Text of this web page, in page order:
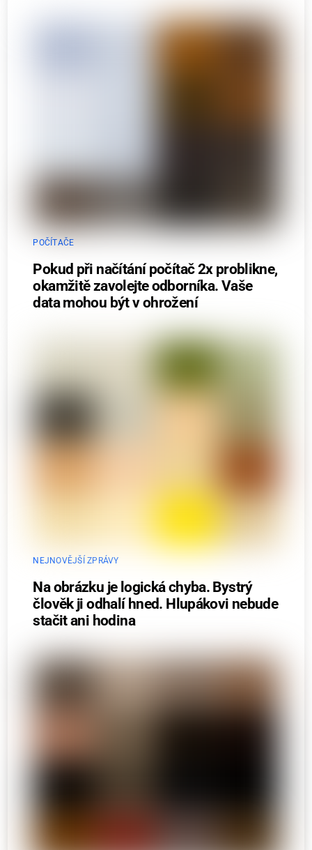
POČÍTAČE
Pokud při načítání počítač 2x problikne,
okamžitě zavolejte odborníka. Vaše
data mohou být v ohrožení
NEJNOVĚJŠÍ ZPRÁVY
Na obrázku je logická chyba. Bystrý
člověk ji odhalí hned. Hlupákovi nebude
stačit ani hodina